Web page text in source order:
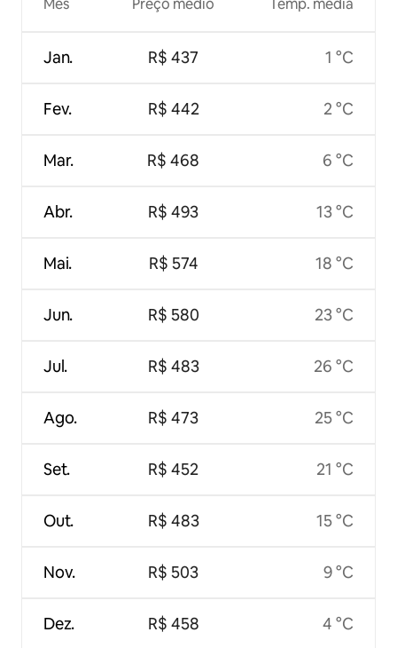
Mês
Jan.
Fev.
Mar.
Abr.
Mai.
Jun.
Jul.
Ago.
Set.
Out.
Nov.
Dez.
Preço médio
R$ 437
R$ 442
R$ 468
R$ 493
R$ 574
R$ 580
R$ 483
R$ 473
R$ 452
R$ 483
R$ 503
R$ 458
Temp. média
1 °C
2 °C
6 °C
13 °C
18 °C
23 °C
26 °C
25 °C
21 °C
15 °C
9 °C
4 °C